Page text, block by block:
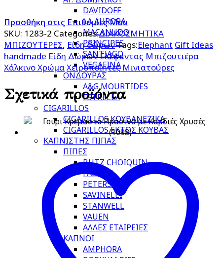
DAVIDOFF
LA AURORA
MACANUDO
PRINCIPES
SANTIAGO
VEGAFINA
ΟΝΔΟΥΡΑΣ
A&G MOURTIDES
ESTRELLA
CIGARILLOS
CIGARILLOS ΚΟΥΒΑΝΕΖΙΚΑ
CIGARILLOS ΕΚΤΟΣ ΚΟΥΒΑΣ
ΚΑΠΝΙΣΤΗΣ ΠΙΠΑΣ
ΠΙΠΕΣ
BUTZ CHOIQUIN
FALCON
PETERSON
SAVINELLI
STANWELL
VAUEN
ΑΛΛΕΣ ΕΤΑΙΡΕΙΕΣ
ΚΑΠΝΟΙ
AMPHORA
Προσθήκη στις Επιθυμίες Μου
SKU: 1283-2 Categories:ΔΙΑΚΟΣΜΗΤΙΚΑ
ΜΠΙΖΟΥΤΕΡΕΣ, Είδη δώρωνTags:Elephant Gift Ideas
handmade Είδη ΔώρωνΕλέφαντας Μπιζουτιέρα
Χάλκινο ΧρώμαΧειροποίητες Μινιατούρες
Σχετικά προϊόντα